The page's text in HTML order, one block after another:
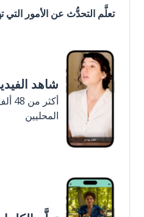
تعلَّم التحدُّث عن الأمور التي
شاهد
المحليين